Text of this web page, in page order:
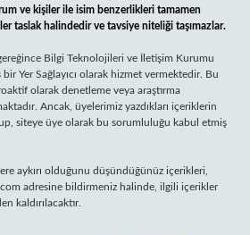
ve kişiler ile isim benzerlikleri tamamen
taslak halindedir ve tavsiye niteliği taşımazlar.
Bilgi Teknolojileri ve İletişim Kurumu
Yer Sağlayıcı olarak hizmet vermektedir. Bu
olarak denetleme veya araştırma
Ancak, üyelerimiz yazdıkları içeriklerin
siteye üye olarak bu sorumluluğu kabul etmiş
aykırı olduğunu düşündüğünüz içerikleri,
adresine bildirmeniz halinde, ilgili içerikler
kaldırılacaktır.